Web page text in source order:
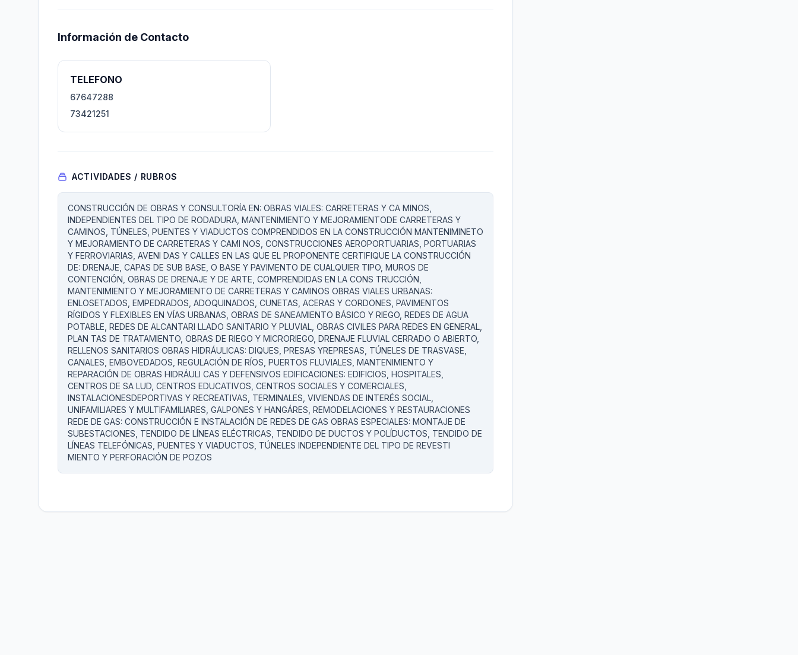
Información de Contacto
TELEFONO
67647288
73421251
ACTIVIDADES / RUBROS
CONSTRUCCIÓN DE OBRAS Y CONSULTORÍA EN: OBRAS VIALES: CARRETERAS Y CA MINOS,
INDEPENDIENTES DEL TIPO DE RODADURA, MANTENIMIENTO Y MEJORAMIENTODE CARRETERAS Y
CAMINOS, TÚNELES, PUENTES Y VIADUCTOS COMPRENDIDOS EN LA CONSTRUCCIÓN MANTENIMINETO
Y MEJORAMIENTO DE CARRETERAS Y CAMI NOS, CONSTRUCCIONES AEROPORTUARIAS, PORTUARIAS
Y FERROVIARIAS, AVENI DAS Y CALLES EN LAS QUE EL PROPONENTE CERTIFIQUE LA CONSTRUCCIÓN
DE: DRENAJE, CAPAS DE SUB BASE, O BASE Y PAVIMENTO DE CUALQUIER TIPO, MUROS DE
CONTENCIÓN, OBRAS DE DRENAJE Y DE ARTE, COMPRENDIDAS EN LA CONS TRUCCIÓN,
MANTENIMIENTO Y MEJORAMIENTO DE CARRETERAS Y CAMINOS OBRAS VIALES URBANAS:
ENLOSETADOS, EMPEDRADOS, ADOQUINADOS, CUNETAS, ACERAS Y CORDONES, PAVIMENTOS
RÍGIDOS Y FLEXIBLES EN VÍAS URBANAS, OBRAS DE SANEAMIENTO BÁSICO Y RIEGO, REDES DE AGUA
POTABLE, REDES DE ALCANTARI LLADO SANITARIO Y PLUVIAL, OBRAS CIVILES PARA REDES EN GENERAL,
PLAN TAS DE TRATAMIENTO, OBRAS DE RIEGO Y MICRORIEGO, DRENAJE FLUVIAL CERRADO O ABIERTO,
RELLENOS SANITARIOS OBRAS HIDRÁULICAS: DIQUES, PRESAS YREPRESAS, TÚNELES DE TRASVASE,
CANALES, EMBOVEDADOS, REGULACIÓN DE RÍOS, PUERTOS FLUVIALES, MANTENIMIENTO Y
REPARACIÓN DE OBRAS HIDRÁULI CAS Y DEFENSIVOS EDIFICACIONES: EDIFICIOS, HOSPITALES,
CENTROS DE SA LUD, CENTROS EDUCATIVOS, CENTROS SOCIALES Y COMERCIALES,
INSTALACIONESDEPORTIVAS Y RECREATIVAS, TERMINALES, VIVIENDAS DE INTERÉS SOCIAL,
UNIFAMILIARES Y MULTIFAMILIARES, GALPONES Y HANGÁRES, REMODELACIONES Y RESTAURACIONES
REDE DE GAS: CONSTRUCCIÓN E INSTALACIÓN DE REDES DE GAS OBRAS ESPECIALES: MONTAJE DE
SUBESTACIONES, TENDIDO DE LÍNEAS ELÉCTRICAS, TENDIDO DE DUCTOS Y POLÍDUCTOS, TENDIDO DE
LÍNEAS TELEFÓNICAS, PUENTES Y VIADUCTOS, TÚNELES INDEPENDIENTE DEL TIPO DE REVESTI
MIENTO Y PERFORACIÓN DE POZOS